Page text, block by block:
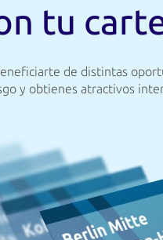
tu
de distintas
y obtienes atractivos